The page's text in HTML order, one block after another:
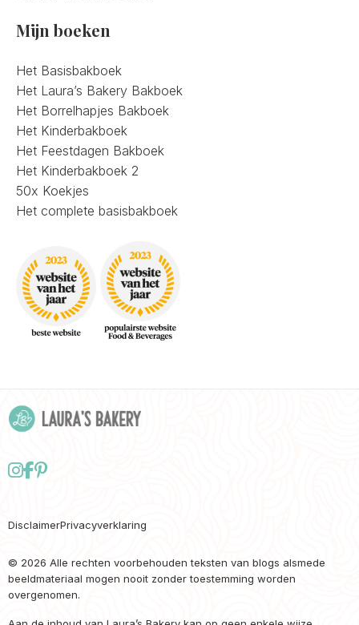
Mijn boeken
Het Basisbakboek
Het Laura’s Bakery Bakboek
Het Borrelhapjes Bakboek
Het Kinderbakboek
Het Feestdagen Bakboek
Het Kinderbakboek 2
50x Koekjes
Het complete basisbakboek
Follow
on
Delen
Facebook
Pinterest
DisclaimerPrivacyverklaring
© 2026 Alle rechten voorbehouden teksten van blogs alsmede
beeldmateriaal mogen nooit zonder toestemming worden
overgenomen.